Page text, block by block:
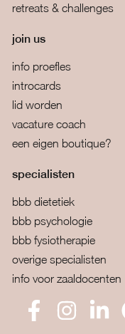
retreats & challenges
join us
info proefles
introcards
lid worden
vacature coach
een eigen boutique?
specialisten
bbb dietetiek
bbb psychologie
bbb fysiotherapie
overige specialisten
info voor zaaldocenten